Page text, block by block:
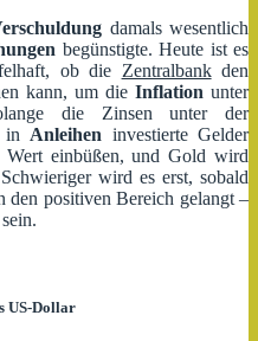
damals wesentlich
begünstigte. Heute ist es
ob die Zentralbankden
kann, um die Inflation unter
die Zinsen unter der
inAnleihen investierte Gelder
einbüßen, und Gold wird
wird es erst, sobald
den positiven Bereich gelangt –
US-Dollar